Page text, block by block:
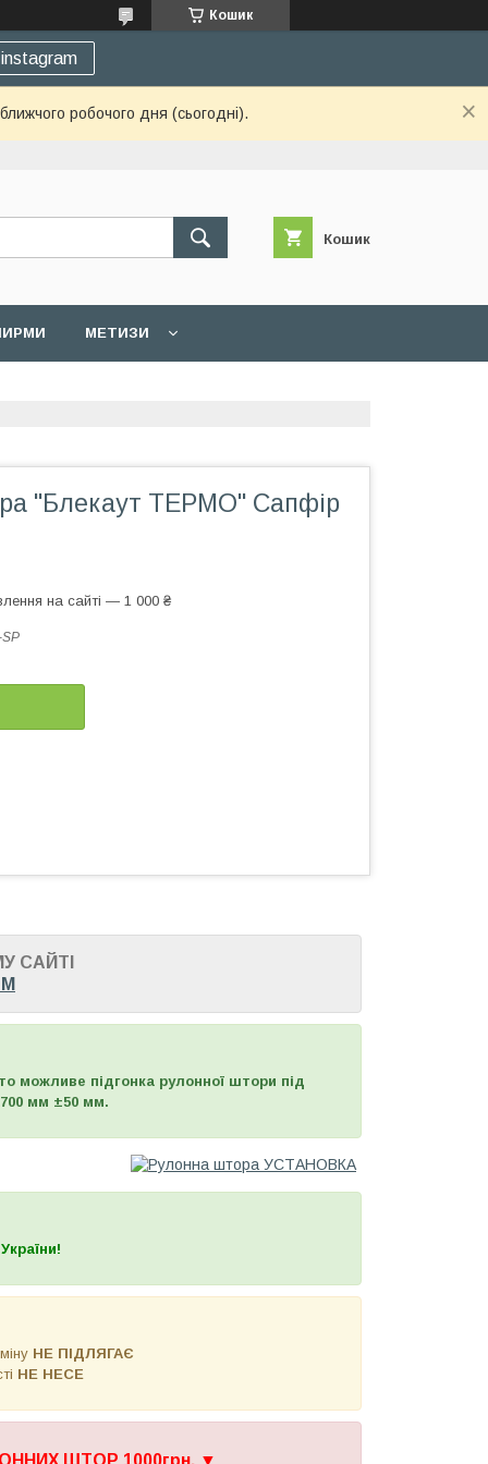
Кошик
робочого дня (сьогодні).
Кошик
МЕТИЗИ
"Блекаут ТЕРМО" Сапфір
на сайті — 1 000 ₴
САЙТІ
можливе підгонка рулонної штори під
мм ±50 мм.
НЕ ПІДЛЯГАЄ
НЕ НЕСЕ
ШТОР 1000грн. ▼